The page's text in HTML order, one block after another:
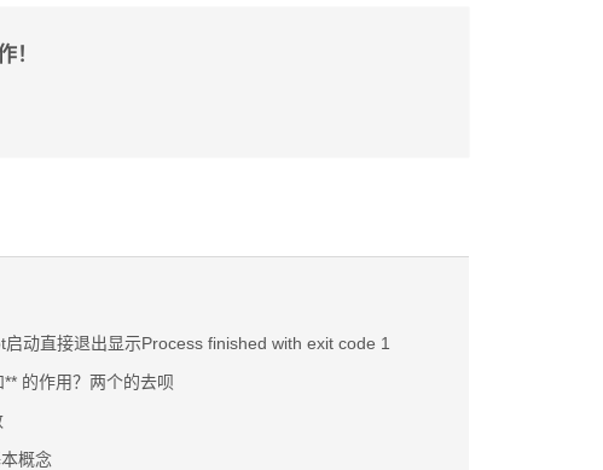
！
动直接退出显示Process finished with exit code 1
的作用？两个的去呗
概念